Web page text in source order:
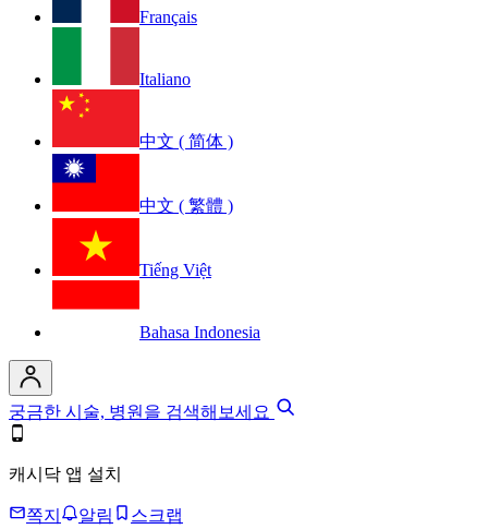
Français
Italiano
中文 ( 简体 )
中文 ( 繁體 )
Tiếng Việt
Bahasa Indonesia
궁금한 시술, 병원을 검색해보세요
캐시닥 앱 설치
쪽지 알림
스크랩